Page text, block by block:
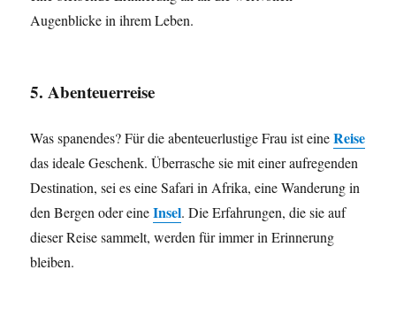
Augenblicke in ihrem Leben.
5. Abenteuerreise
Was spanendes? Für die abenteuerlustige Frau ist eineReise
das ideale Geschenk. Überrasche sie mit einer aufregenden
Destination, sei es eine Safari in Afrika, eine Wanderung in
den Bergen oder eineInsel. Die Erfahrungen, die sie auf
dieser Reise sammelt, werden für immer in Erinnerung
bleiben.